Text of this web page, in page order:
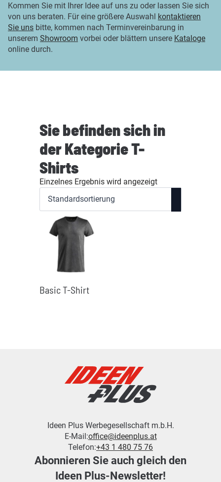
Kommen Sie mit Ihrer Idee auf uns zu oder lassen Sie sich
von uns beraten. Für eine größere Auswahl kontaktieren
Sie uns bitte, kommen nach Terminvereinbarung in
unserem Showroom vorbei oder blättern unsere Kataloge
online durch.
Sie befinden sich in
der Kategorie T-
Shirts
Einzelnes Ergebnis wird angezeigt
Basic T-Shirt
Ideen Plus Werbegesellschaft m.b.H.
E-Mail:office@ideenplus.at
Telefon:+43 1 480 75 76
Abonnieren Sie auch gleich den
Ideen Plus-Newsletter!